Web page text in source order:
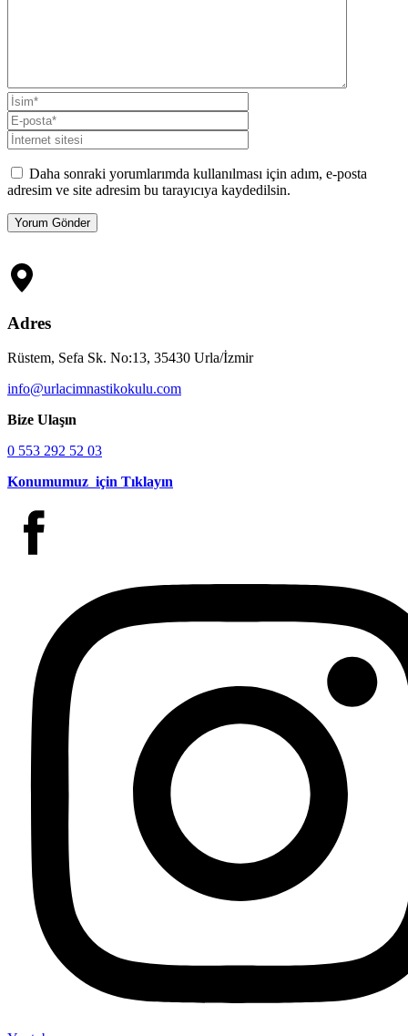
Daha sonraki yorumlarımda kullanılması için adım, e-posta
adresim ve site adresim bu tarayıcıya kaydedilsin.
Adres
Rüstem, Sefa Sk. No:13, 35430 Urla/İzmir
info@urlacimnastikokulu.com
Bize Ulaşın
0 553 292 52 03
Konumumuz için Tıklayın